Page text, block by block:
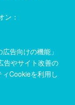
ン：
告向けの機能」
告やサイト改善の
Cookieを利用し